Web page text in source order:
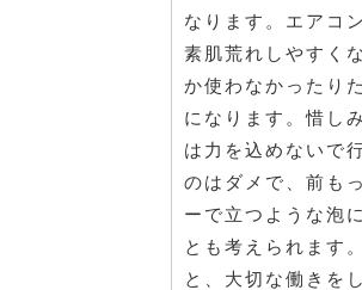
なります。エアコ
素肌荒れしやすく
か使わなかったり
になります。惜し
は力を込めないで
のはダメで、前も
ーで立つような泡
とも考えられます
と、大切な働きを